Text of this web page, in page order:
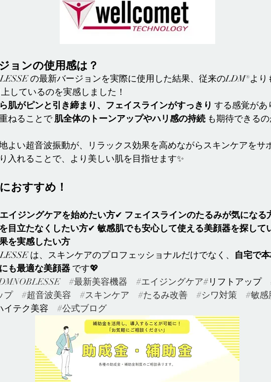
ョンの使用感は？
の最新バージョンを実際に使用した結果、従来のLDM®より
しているのを実感しました！
肌がピンと引き締まり、フェイスラインがすっきり する感覚があ
ねることで 肌全体のトーンアップやハリ感の持続 も期待できる
よい超音波振動が、リラックス効果を高めながらスキンケアをサ
入れることで、より美しい肌を目指せます✨
おすすめ！
イジングケアを始めたい方✔ フェイスラインのたるみが気になる
目立たなくしたい方✔ 敏感肌でも安心して使える美顔器を探して
を実感したい方
は、スキンケアのプロフェッショナルだけでなく、 自宅で
も最適な美顔器 です💖
#最新美容機器 #エイジングケア#リフトアップ
プ
#超音波美容 #スキンケア #たるみ改善 #シワ対策 #敏感
イテク美容 #公式ブログ